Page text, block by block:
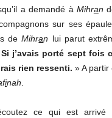
a demandé à Mihran
sur ses
deMihran lui parut
Si j’avais porté sept fois
rien ressenti. » A partir
inah
ce qui est arrivé